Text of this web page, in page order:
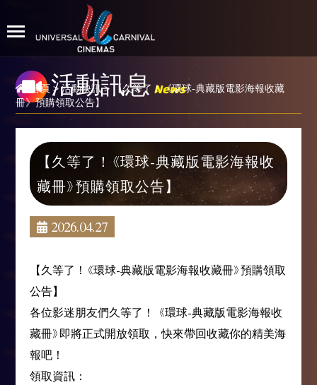
活動訊息News
首頁 >活動快訊> 【久等了！《環球-典藏版電影海報收藏
冊》預購領取公告】
【久等了！《環球-典藏版電影海報收
藏冊》預購領取公告】
2026.04.27
【久等了！《環球-典藏版電影海報收藏冊》預購領取
公告】
各位影迷朋友們久等了！ 《環球-典藏版電影海報收
藏冊》即將正式開放領取，快來帶回收藏你的精美海
報吧！
領取資訊：